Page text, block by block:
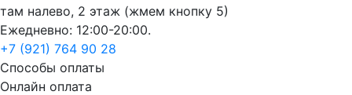
там налево, 2 этаж (жмем кнопку 5)
Ежедневно: 12:00-20:00.
+7 (921) 764 90 28
Способы оплаты
Онлайн оплата